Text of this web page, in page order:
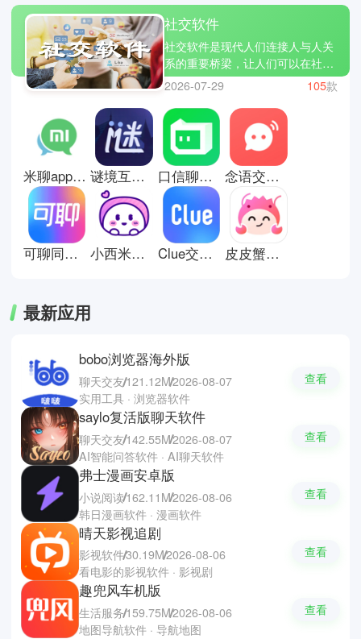
社交软件
社交软件是现代人们连接人与人关
系的重要桥梁，让人们可以在社交
平台上跨越时间和空间的限制结识
对方。如今的社交软件不仅支持文
字、语音和视频聊天，还融合了兴
趣匹配、动态分享和社群互动等多
种玩法，让你们可以在不同场景下
找到适合自己的交流方式。你们可
以通过朋友圈或动态功能来记录生
活点滴并与好友互动，吸引兴趣相
同或有共鸣感的社交圈子，让沟通
变得更加高效且有温度。突然想要
认识新的朋友?小编这就为你们推
荐小圈交友、微光语音、友恋交友
2026-07-29 105款
米聊app安卓版 谜境互动剧本平台 口信聊天软件 念语交友平台
可聊同城交友软件 小西米语音 Clue交友软件 皮皮蟹交友软件
最新应用
bobo浏览器海外版
聊天交友121.12M2026-08-07
实用工具 · 浏览器软件
查看
saylo复活版聊天软件
聊天交友142.55M2026-08-07
AI智能问答软件 · AI聊天软件
查看
弗士漫画安卓版
小说阅读162.11M2026-08-06
韩日漫画软件 · 漫画软件
查看
晴天影视追剧
影视软件30.19M2026-08-06
看电影的影视软件 · 影视剧
查看
趣兜风车机版
生活服务159.75M2026-08-06
地图导航软件 · 导航地图
查看